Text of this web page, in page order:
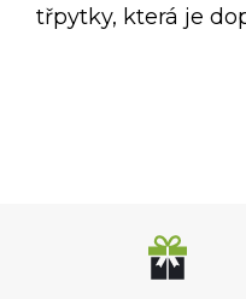
třpytky, která je